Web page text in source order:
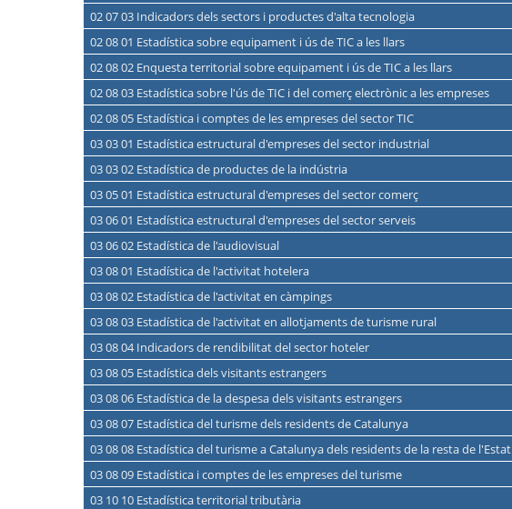
02 07 03 Indicadors dels sectors i productes d'alta tecnologia
02 08 01 Estadística sobre equipament i ús de TIC a les llars
02 08 02 Enquesta territorial sobre equipament i ús de TIC a les llars
02 08 03 Estadística sobre l'ús de TIC i del comerç electrònic a les empreses
02 08 05 Estadística i comptes de les empreses del sector TIC
03 03 01 Estadística estructural d'empreses del sector industrial
03 03 02 Estadística de productes de la indústria
03 05 01 Estadística estructural d'empreses del sector comerç
03 06 01 Estadística estructural d'empreses del sector serveis
03 06 02 Estadística de l'audiovisual
03 08 01 Estadística de l'activitat hotelera
03 08 02 Estadística de l'activitat en càmpings
03 08 03 Estadística de l'activitat en allotjaments de turisme rural
03 08 04 Indicadors de rendibilitat del sector hoteler
03 08 05 Estadística dels visitants estrangers
03 08 06 Estadística de la despesa dels visitants estrangers
03 08 07 Estadística del turisme dels residents de Catalunya
03 08 08 Estadística del turisme a Catalunya dels residents de la resta de l'Estat
03 08 09 Estadística i comptes de les empreses del turisme
03 10 10 Estadística territorial tributària